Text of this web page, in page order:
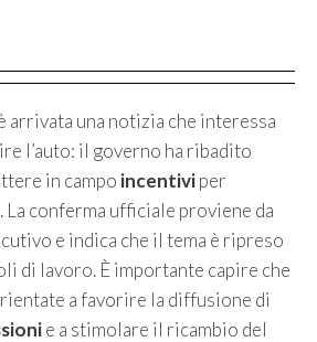
una notizia che interessa
l’auto: il governo ha ribadito
in campo incentiviper
La conferma ufficiale proviene da
e indica che il tema è ripreso
di lavoro. È importante capire che
a favorire la diffusione di
e a stimolare il ricambio del